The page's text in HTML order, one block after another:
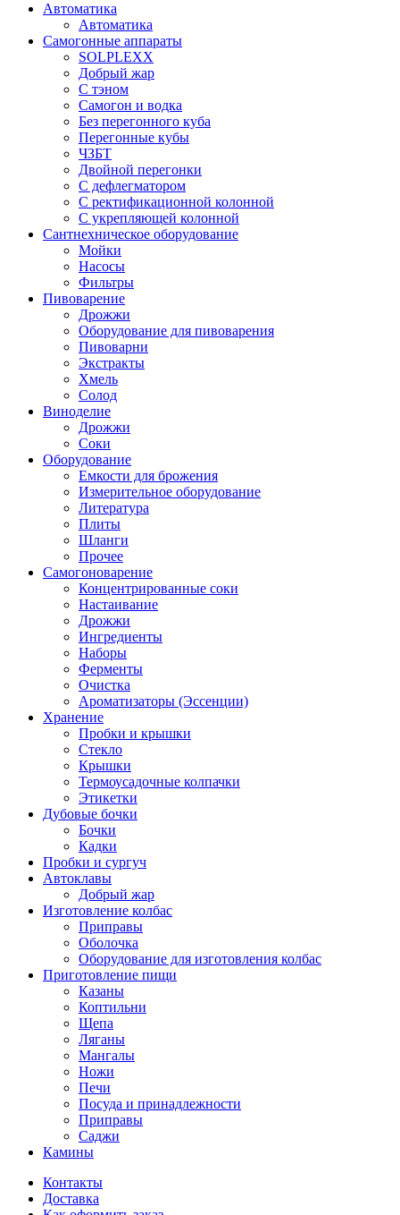
Автоматика
Автоматика
Самогонные аппараты
SOLPLEXX
Добрый жар
С тэном
Самогон и водка
Без перегонного куба
Перегонные кубы
ЧЗБТ
Двойной перегонки
С дефлегматором
С ректификационной колонной
С укрепляющей колонной
Сантнехническое оборудование
Мойки
Насосы
Фильтры
Пивоварение
Дрожжи
Оборудование для пивоварения
Пивоварни
Экстракты
Хмель
Солод
Виноделие
Дрожжи
Соки
Оборудование
Емкости для брожения
Измерительное оборудование
Литература
Плиты
Шланги
Прочее
Самогоноварение
Концентрированные соки
Настаивание
Дрожжи
Ингредиенты
Наборы
Ферменты
Очистка
Ароматизаторы (Эссенции)
Хранение
Пробки и крышки
Стекло
Крышки
Термоусадочные колпачки
Этикетки
Дубовые бочки
Бочки
Кадки
Пробки и сургуч
Автоклавы
Добрый жар
Изготовление колбас
Приправы
Оболочка
Оборудование для изготовления колбас
Приготовление пищи
Казаны
Коптильни
Щепа
Ляганы
Мангалы
Ножи
Печи
Посуда и принадлежности
Приправы
Саджи
Камины
Контакты
Доставка